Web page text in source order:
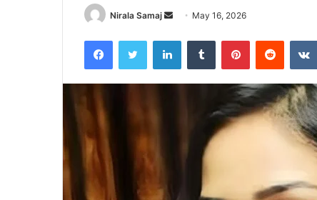
Nirala Samaj
Send May 16, 2026
FacebookTwitter LinkedInTumblr PinterestReddit